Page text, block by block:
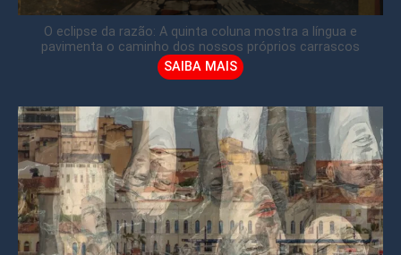
O eclipse da razão: A quinta coluna mostra a língua e
pavimenta o caminho dos nossos próprios carrascos
SAIBA MAIS